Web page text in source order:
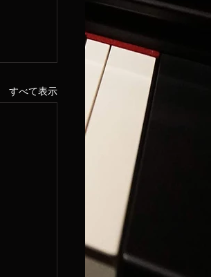
すべて表示